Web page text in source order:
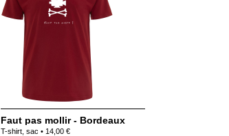
Faut pas mollir - Bordeaux
T-shirt, sac • 14,00 €